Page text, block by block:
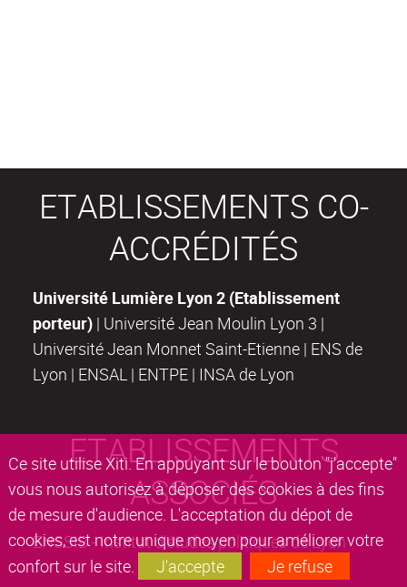
Ce site utilise Xiti. En appuyant sur le bouton "j'accepte"
vous nous autorisez à déposer des cookies à des fins
de mesure d'audience. L'acceptation du dépot de
cookies, est notre unique moyen pour améliorer votre
confort sur le site.
J'accepte Je refuse
ETABLISSEMENTS CO-
ACCRÉDITÉS
Université Lumière Lyon 2 (Etablissement
porteur) | Université Jean Moulin Lyon 3 |
Université Jean Monnet Saint-Etienne | ENS de
Lyon | ENSAL | ENTPE | INSA de Lyon
ETABLISSEMENTS
ASSOCIÉS
ENSSIB - Institut d'études politiques de Lyon